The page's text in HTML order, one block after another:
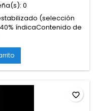
0
(selección
índicaContenido de
9-10 semanas en
g/m²Producción en
130 cm en interior;
y sabores: Dulces y...
favorite_border